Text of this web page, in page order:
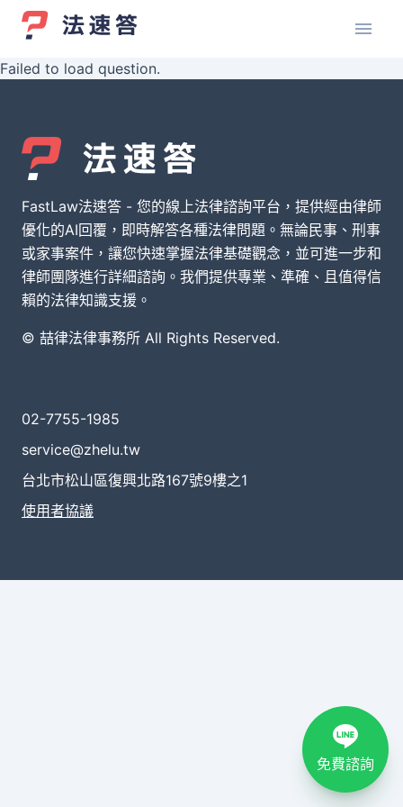
Failed to load question.
FastLaw法速答 - 您的線上法律諮詢平台，提供經由律師
優化的AI回覆，即時解答各種法律問題。無論民事、刑事
或家事案件，讓您快速掌握法律基礎觀念，並可進一步和
律師團隊進行詳細諮詢。我們提供專業、準確、且值得信
賴的法律知識支援。
© 喆律法律事務所 All Rights Reserved.
02-7755-1985
service@zhelu.tw
台北市松山區復興北路167號9樓之1
使用者協議
免費諮詢